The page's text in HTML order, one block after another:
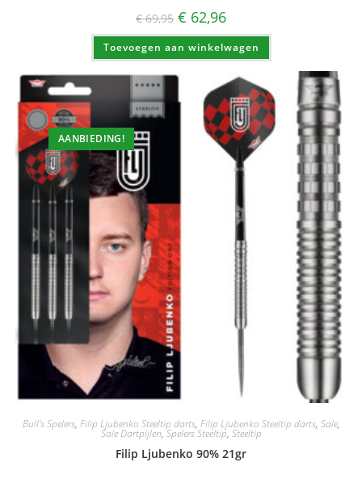
€69,95 Oorspronkelijke
prijs
was:
€ 69,95.
€ 62,96Huidige
prijs
is:
€ 62,96.
Toevoegen aan winkelwagen
AANBIEDING!
Bull's Spelers, Filip Ljubenko Steeltip darts, Filip Ljubenko Steeltip darts, Sale,
Sale Dartpijlen,Spelers Steeltip, Steeltip
Filip Ljubenko 90% 21gr